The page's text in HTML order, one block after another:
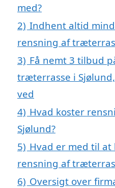
med?
2) Indhent altid
rensning af
3) Få nemt 3 tilbud
træterrasse i
ved
4) Hvad koster
Sjølund?
5) Hvad er med til at
rensning af
6) Oversigt over